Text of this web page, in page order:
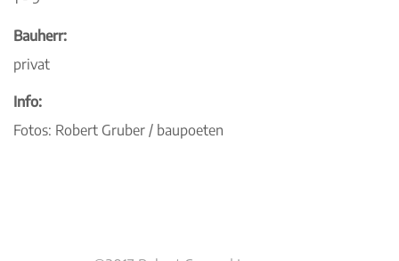
Bauherr:
privat
Info:
Fotos: Robert Gruber / baupoeten